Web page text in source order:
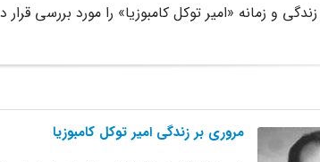
و زمانه «امیر توکل کامبوزیا» را مورد بررسی
مروری بر زندگی امیر توکل کامبوزیا